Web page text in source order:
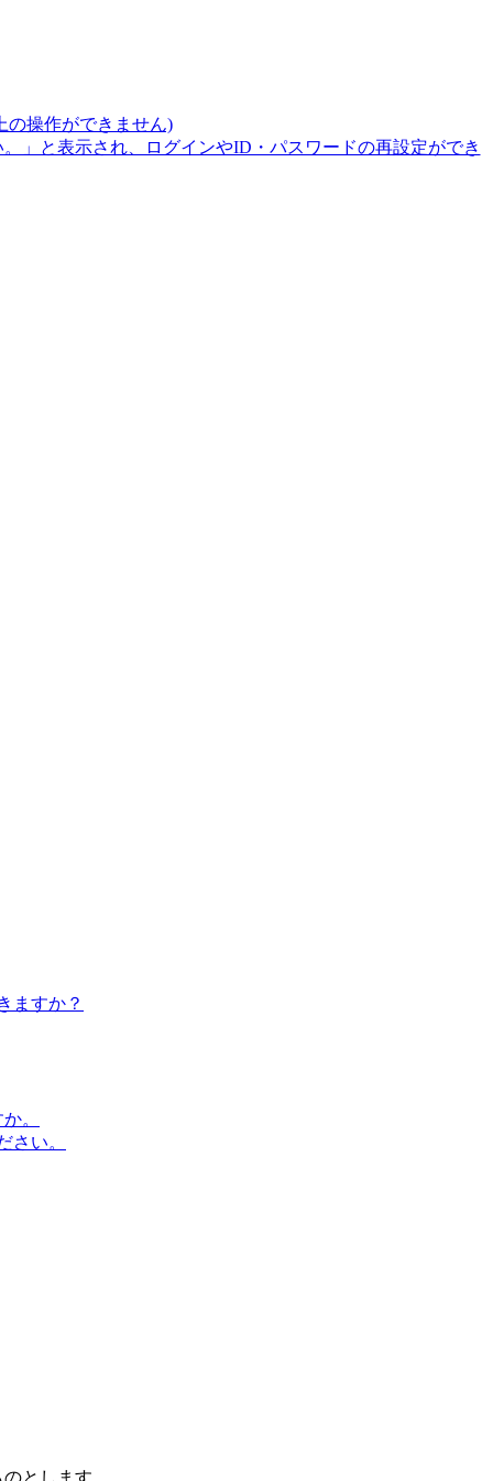
の操作ができません)
」と表示され、ログインやID・パスワードの再設定ができ
ますか？
。
さい。
とします。